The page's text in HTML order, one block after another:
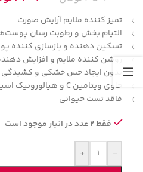
تمیز کننده ملایم آرایش صورت
التیام بخش و رطوبت رسان
تسکین دهنده و بازسازی کننده
روشن کننده ملایم و افزایش
بدون ایجاد حس خشکی و
حاوی ویتامین C و هیالورونیک اسید
فاقد تست حیوانی
فقط 2 عدد در انبار موجود است
-
+